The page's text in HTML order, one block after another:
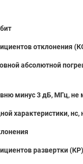
отклонения
абсолютной
минус 3 дБ, МГц, не
характеристики, нс,
развертки (КР)